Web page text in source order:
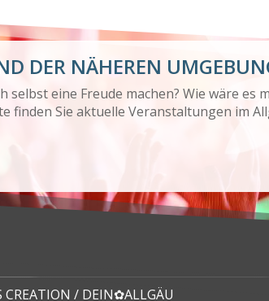
DER NÄHEREN
selbst eine Freude machen? Wie wäre es
finden Sie aktuelle Veranstaltungen im
CREATION / DEIN✿ALLGÄU